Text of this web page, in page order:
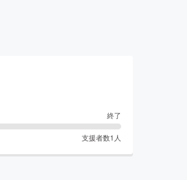
終了
支援者数1 人